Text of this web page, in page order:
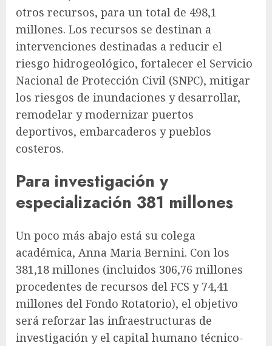
otros recursos, para un total de 498,1
millones. Los recursos se destinan a
intervenciones destinadas a reducir el
riesgo hidrogeológico, fortalecer el Servicio
Nacional de Protección Civil (SNPC), mitigar
los riesgos de inundaciones y desarrollar,
remodelar y modernizar puertos
deportivos, embarcaderos y pueblos
costeros.
Para investigación y
especialización 381 millones
Un poco más abajo está su colega
académica, Anna Maria Bernini. Con los
381,18 millones (incluidos 306,76 millones
procedentes de recursos del FCS y 74,41
millones del Fondo Rotatorio), el objetivo
será reforzar las infraestructuras de
investigación y el capital humano técnico-